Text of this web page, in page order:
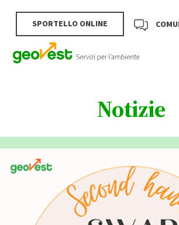
SPORTELLO ONLINE
Notizie